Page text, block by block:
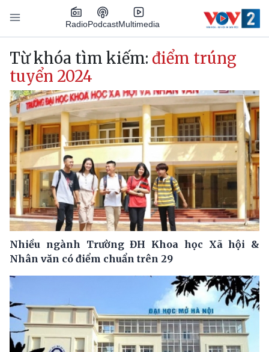
Nhảy đến nội dung
RadioPodcastMultimedia
Main navigation
Từ khóa tìm kiếm: điểm trúng
tuyển 2024
Nhiều ngành Trường ĐH Khoa học Xã hội &
Nhân văn có điểm chuẩn trên 29